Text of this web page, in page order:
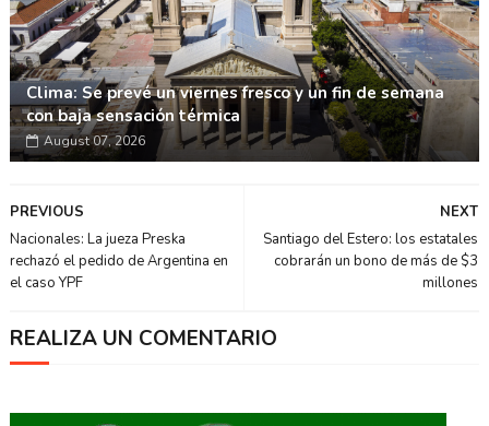
Clima: Se prevé un viernes fresco y un fin de semana
con baja sensación térmica
August 07, 2026
NEXT
Santiago del Estero: los estatales
cobrarán un bono de más de $3
millones
PREVIOUS
Nacionales: La jueza Preska
rechazó el pedido de Argentina en
el caso YPF
REALIZA UN COMENTARIO